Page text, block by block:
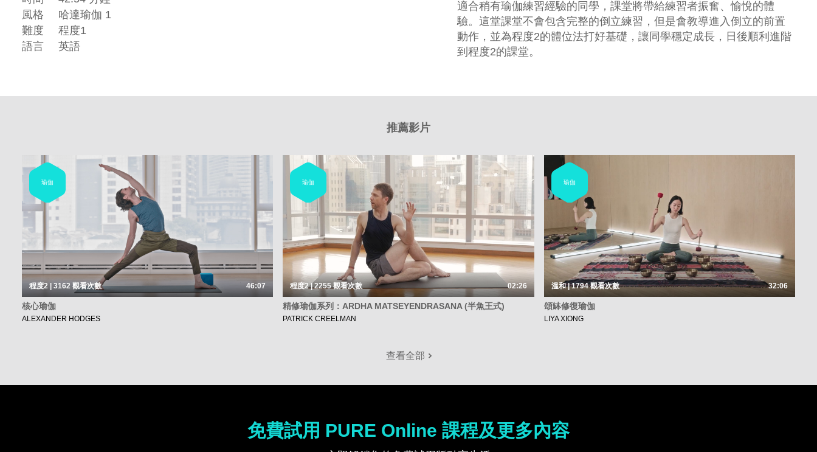
風格
哈達瑜伽 1
難度
程度1
語言
英語
適合稍有瑜伽練習經驗的同學，課堂將帶給練習者振奮、愉悅的體
驗。這堂課堂不會包含完整的倒立練習，但是會教導進入倒立的前置
動作，並為程度2的體位法打好基礎，讓同學穩定成長，日後順利進階
到程度2的課堂。
推薦影片
瑜伽
程度2 | 3162 觀看次數 46:07
核心瑜伽
ALEXANDER HODGES
瑜伽
程度2 | 2255觀看次數 02:26
精修瑜伽系列：ARDHA MATSEYENDRASANA (半魚王式)
PATRICK CREELMAN
瑜伽
溫和 | 1794觀看次數 32:06
頌缽修復瑜伽
LIYA XIONG
查看全部
免費試用 PURE Online 課程及更多內容